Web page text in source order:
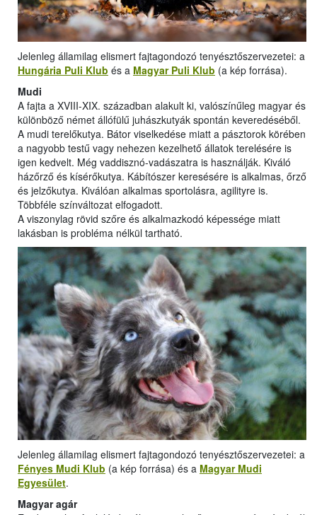
Jelenleg államilag elismert fajtagondozó tenyésztőszervezetei: a
Hungária Puli Klub és a Magyar Puli Klub (a kép forrása).
Mudi
A fajta a XVIII-XIX. században alakult ki, valószínűleg magyar és
különböző német állófülű juhászkutyák spontán keveredéséből.
A mudi terelőkutya. Bátor viselkedése miatt a pásztorok körében
a nagyobb testű vagy nehezen kezelhető állatok terelésére is
igen kedvelt. Még vaddisznó-vadászatra is használják. Kiváló
házőrző és kísérőkutya. Kábítószer keresésére is alkalmas, őrző
és jelzőkutya. Kiválóan alkalmas sportolásra, agilityre is.
Többféle színváltozat elfogadott.
A viszonylag rövid szőre és alkalmazkodó képessége miatt
lakásban is probléma nélkül tartható.
Jelenleg államilag elismert fajtagondozó tenyésztőszervezetei: a
Fényes Mudi Klub (a kép forrása) és a Magyar Mudi
Egyesület.
Magyar agár